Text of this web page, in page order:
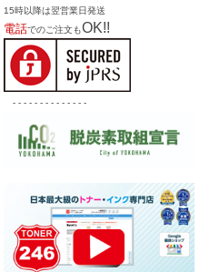
15時以降は翌営業日発送
電話でのご注文もOK!!
- - - - - - - - - - - - - -